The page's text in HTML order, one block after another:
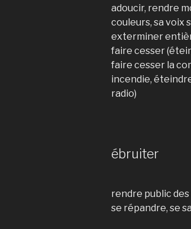
adoucir, rendre
couleurs, sa voix
exterminer
faire cesser
faire cesser la
incendie,
radio)
ébruiter
rendre public
se répandre, se